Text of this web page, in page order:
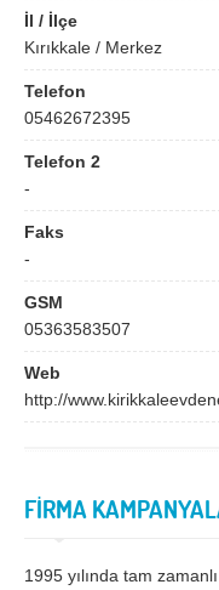
Bayburt
Bolu
Bursa
Çankırı
Düzce
Elazığ
Erzurum
Isparta
İl / İlçe
Kırıkkale / Merkez
Telefon
05462672395
Telefon 2
-
Faks
-
GSM
05363583507
Web
http://
FİRMA
1995 yılında tam